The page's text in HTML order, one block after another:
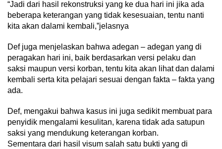
“Jadi dari hasil rekonstruksi yang ke dua hari ini jika ada
beberapa keterangan yang tidak kesesuaian, tentu nanti
kita akan dalami kembali,”jelasnya
Def juga menjelaskan bahwa adegan – adegan yang di
peragakan hari ini, baik berdasarkan versi pelaku dan
saksi maupun versi korban, tentu kita akan lihat dan dalami
kembali serta kita pelajari sesuai dengan fakta – fakta yang
ada.
Def, mengakui bahwa kasus ini juga sedikit membuat para
penyidik mengalami kesulitan, karena tidak ada satupun
saksi yang mendukung keterangan korban.
Sementara dari hasil visum salah satu bukti yang di